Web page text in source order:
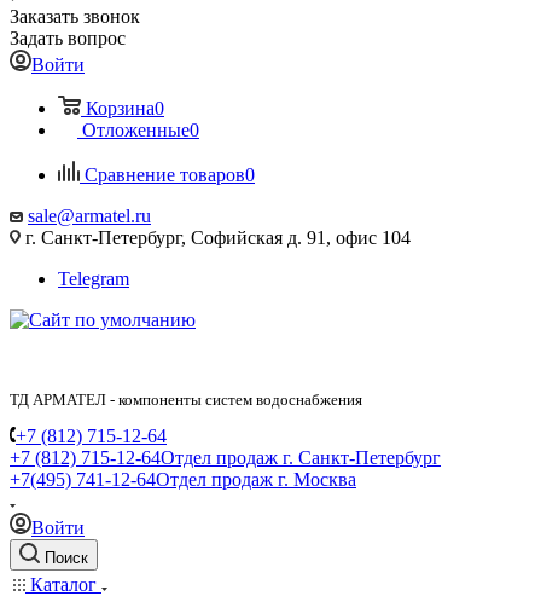
Заказать звонок
Задать вопрос
Войти
Корзина0
Отложенные0
Сравнение товаров0
sale@armatel.ru
г. Санкт-Петербург, Софийская д. 91, офис 104
Telegram
ТД АРМАТЕЛ - компоненты систем водоснабжения
+7 (812) 715-12-64
+7 (812) 715-12-64Отдел продаж г. Санкт-Петербург
+7(495) 741-12-64Отдел продаж г. Москва
Войти
Поиск
Каталог